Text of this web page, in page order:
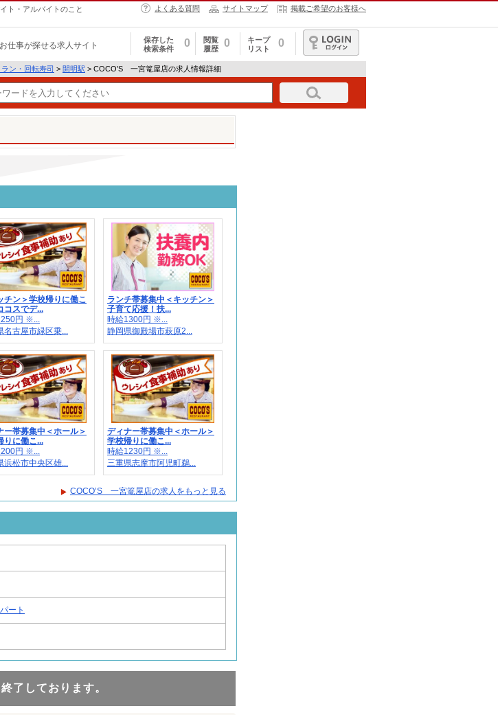
ト・アルバイトのこと
よくある質問 サイトマップ 掲載ご希望のお客様へ
仕事が探せる求人サイト
保存した
検索条件
0
閲覧
履歴
0
キープ
リスト
0
ログイン
ン・回転寿司 > 開明駅 > COCO’S 一宮篭屋店の求人情報詳細
チン＞学校帰りに働こ
コスでデ...
円 ※...
名古屋市緑区乗...
ランチ帯募集中＜キッチン＞
子育て応援！扶...
時給1300円 ※...
静岡県御殿場市萩原2...
ー帯募集中＜ホール＞
りに働こ...
円 ※...
浜松市中央区雄...
ディナー帯募集中＜ホール＞
学校帰りに働こ...
時給1230円 ※...
三重県志摩市阿児町鵜...
COCO’S 一宮篭屋店の求人をもっと見る
ート
了しております。